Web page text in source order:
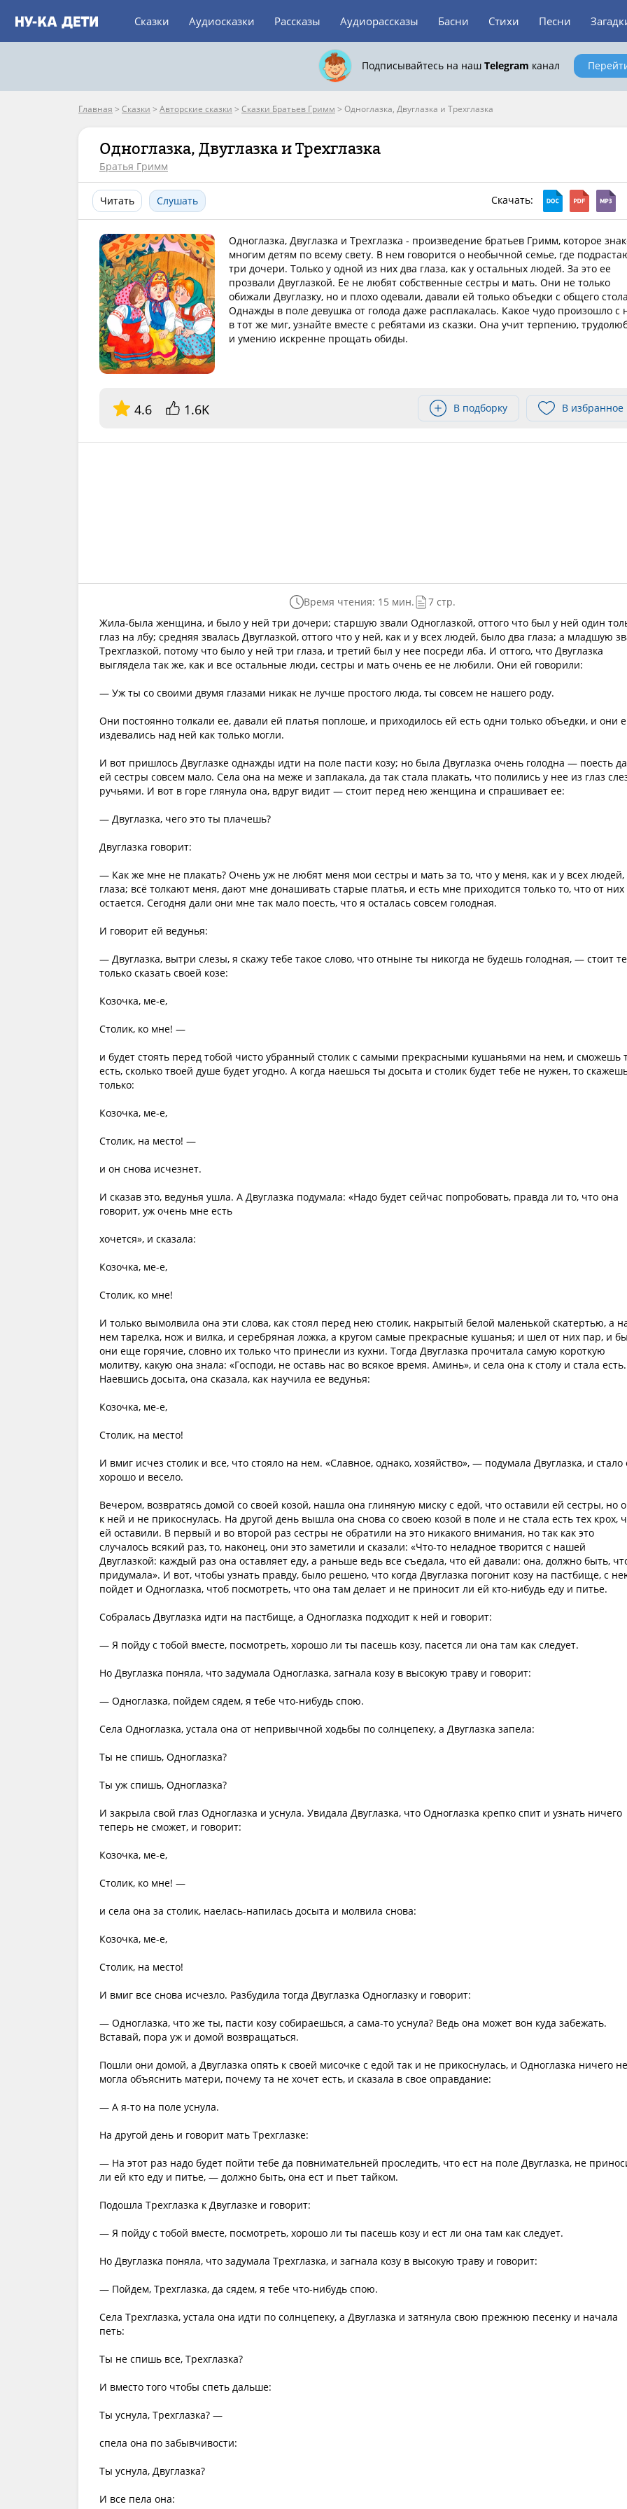
Сказки Аудиосказки Рассказы Аудиорассказы Басни Стихи Песни
Подписывайтесь на наш Telegram канал
Главная > Сказки > Авторские сказки > Сказки Братьев Гримм > Одноглазка, Двуглазка и Трехглазка
Одноглазка, Двуглазка и Трехглазка
Братья Гримм
Читать Слушать Скачать:
Одноглазка, Двуглазка и Трехглазка - произведение братьев Гримм, которое
многим детям по всему свету. В нем говорится о необычной семье, где
три дочери. Только у одной из них два глаза, как у остальных людей. За это ее
прозвали Двуглазкой. Ее не любят собственные сестры и мать. Они не только
обижали Двуглазку, но и плохо одевали, давали ей только объедки с общего
Однажды в поле девушка от голода даже расплакалась. Какое чудо произошло с
в тот же миг, узнайте вместе с ребятами из сказки. Она учит терпению,
и умению искренне прощать обиды.
4.6 1.6K В подборку В избранное
Время чтения: 15 мин.
7 стр.
Жила-была женщина, и было у ней три дочери; старшую звали Одноглазкой, оттого что был у ней один
глаз на лбу; средняя звалась Двуглазкой, оттого что у ней, как и у всех людей, было два глаза; а младшую
Трехглазкой, потому что было у ней три глаза, и третий был у нее посреди лба. И оттого, что Двуглазка
выглядела так же, как и все остальные люди, сестры и мать очень ее не любили. Они ей говорили:
— Уж ты со своими двумя глазами никак не лучше простого люда, ты совсем не нашего роду.
Они постоянно толкали ее, давали ей платья поплоше, и приходилось ей есть одни только объедки, и они
издевались над ней как только могли.
И вот пришлось Двуглазке однажды идти на поле пасти козу; но была Двуглазка очень голодна — поесть
ей сестры совсем мало. Села она на меже и заплакала, да так стала плакать, что полились у нее из глаз
ручьями. И вот в горе глянула она, вдруг видит — стоит перед нею женщина и спрашивает ее:
— Двуглазка, чего это ты плачешь?
Двуглазка говорит:
— Как же мне не плакать? Очень уж не любят меня мои сестры и мать за то, что у меня, как и у всех людей,
глаза; всё толкают меня, дают мне донашивать старые платья, и есть мне приходится только то, что от них
остается. Сегодня дали они мне так мало поесть, что я осталась совсем голодная.
И говорит ей ведунья:
— Двуглазка, вытри слезы, я скажу тебе такое слово, что отныне ты никогда не будешь голодная, — стоит
только сказать своей козе:
Козочка, ме-е,
Столик, ко мне! —
и будет стоять перед тобой чисто убранный столик с самыми прекрасными кушаньями на нем, и сможешь
есть, сколько твоей душе будет угодно. А когда наешься ты досыта и столик будет тебе не нужен, то
только:
Козочка, ме-е,
Столик, на место! —
и он снова исчезнет.
И сказав это, ведунья ушла. А Двуглазка подумала: «Надо будет сейчас попробовать, правда ли то, что она
говорит, уж очень мне есть
хочется», и сказала:
Козочка, ме-е,
Столик, ко мне!
И только вымолвила она эти слова, как стоял перед нею столик, накрытый белой маленькой скатертью, а
нем тарелка, нож и вилка, и серебряная ложка, а кругом самые прекрасные кушанья; и шел от них пар, и
они еще горячие, словно их только что принесли из кухни. Тогда Двуглазка прочитала самую короткую
молитву, какую она знала: «Господи, не оставь нас во всякое время. Аминь», и села она к столу и стала есть.
Наевшись досыта, она сказала, как научила ее ведунья:
Козочка, ме-е,
Столик, на место!
И вмиг исчез столик и все, что стояло на нем. «Славное, однако, хозяйство», — подумала Двуглазка, и стало
хорошо и весело.
Вечером, возвратясь домой со своей козой, нашла она глиняную миску с едой, что оставили ей сестры, но
к ней и не прикоснулась. На другой день вышла она снова со своею козой в поле и не стала есть тех крох,
ей оставили. В первый и во второй раз сестры не обратили на это никакого внимания, но так как это
случалось всякий раз, то, наконец, они это заметили и сказали: «Что-то неладное творится с нашей
Двуглазкой: каждый раз она оставляет еду, а раньше ведь все съедала, что ей давали: она, должно быть,
придумала». И вот, чтобы узнать правду, было решено, что когда Двуглазка погонит козу на пастбище, с
пойдет и Одноглазка, чтоб посмотреть, что она там делает и не приносит ли ей кто-нибудь еду и питье.
Собралась Двуглазка идти на пастбище, а Одноглазка подходит к ней и говорит:
— Я пойду с тобой вместе, посмотреть, хорошо ли ты пасешь козу, пасется ли она там как следует.
Но Двуглазка поняла, что задумала Одноглазка, загнала козу в высокую траву и говорит:
— Одноглазка, пойдем сядем, я тебе что-нибудь спою.
Села Одноглазка, устала она от непривычной ходьбы по солнцепеку, а Двуглазка запела:
Ты не спишь, Одноглазка?
Ты уж спишь, Одноглазка?
И закрыла свой глаз Одноглазка и уснула. Увидала Двуглазка, что Одноглазка крепко спит и узнать ничего
теперь не сможет, и говорит:
Козочка, ме-е,
Столик, ко мне! —
и села она за столик, наелась-напилась досыта и молвила снова:
Козочка, ме-е,
Столик, на место!
И вмиг все снова исчезло. Разбудила тогда Двуглазка Одноглазку и говорит:
— Одноглазка, что же ты, пасти козу собираешься, а сама-то уснула? Ведь она может вон куда забежать.
Вставай, пора уж и домой возвращаться.
Пошли они домой, а Двуглазка опять к своей мисочке с едой так и не прикоснулась, и Одноглазка ничего не
могла объяснить матери, почему та не хочет есть, и сказала в свое оправдание:
— А я-то на поле уснула.
На другой день и говорит мать Трехглазке:
— На этот раз надо будет пойти тебе да повнимательней проследить, что ест на поле Двуглазка, не
ли ей кто еду и питье, — должно быть, она ест и пьет тайком.
Подошла Трехглазка к Двуглазке и говорит:
— Я пойду с тобой вместе, посмотреть, хорошо ли ты пасешь козу и ест ли она там как следует.
Но Двуглазка поняла, что задумала Трехглазка, и загнала козу в высокую траву и говорит:
— Пойдем, Трехглазка, да сядем, я тебе что-нибудь спою.
Села Трехглазка, устала она идти по солнцепеку, а Двуглазка и затянула свою прежнюю песенку и начала
петь:
Ты не спишь все, Трехглазка?
И вместо того чтобы спеть дальше:
Ты уснула, Трехглазка? —
спела она по забывчивости:
Ты уснула, Двуглазка?
И все пела она: